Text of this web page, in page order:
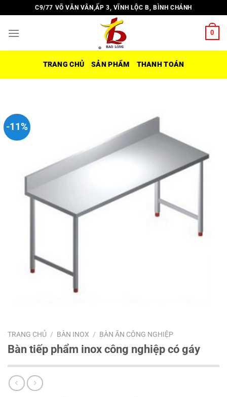
đến
nội
C9/77 VÕ VĂN VÂN,ẤP 3, VĨNH LỘC B, BÌNH CHÁNH
0
TRANG CHỦ SẢN PHẨM THANH TOÁN
-11%
TRANG CHỦ / BÀN INOX / BÀN ĂN CÔNG NGHIỆP
Bàn tiếp phẩm inox công nghiệp có gáy